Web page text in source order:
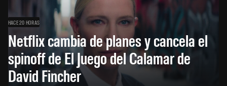
HACE 20 HORAS
Netflix cambia de planes y cancela el
spinoff de El Juego del Calamar de
David Fincher